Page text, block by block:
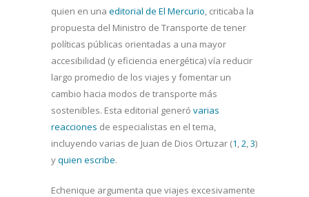
quien en una editorial de El Mercurio, criticaba la
propuesta del Ministro de Transporte de tener
políticas públicas orientadas a una mayor
accesibilidad (y eficiencia energética) vía reducir
largo promedio de los viajes y fomentar un
cambio hacia modos de transporte más
sostenibles. Esta editorial generó varias
reacciones de especialistas en el tema,
incluyendo varias de Juan de Dios Ortuzar (1,2,3)
yquien escribe.
Echenique argumenta que viajes excesivamente